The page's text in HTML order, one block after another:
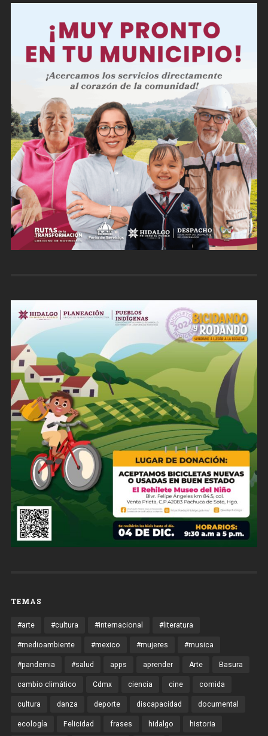
TEMAS
#arte #cultura #internacional #literatura
#medioambiente #mexico #mujeres #musica
#pandemia #salud apps aprender Arte Basura
cambio climático Cdmx ciencia cine comida
cultura danza deporte discapacidad documental
ecología Felicidad frases hidalgo historia